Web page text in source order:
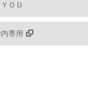
ＹＯＤ
専用